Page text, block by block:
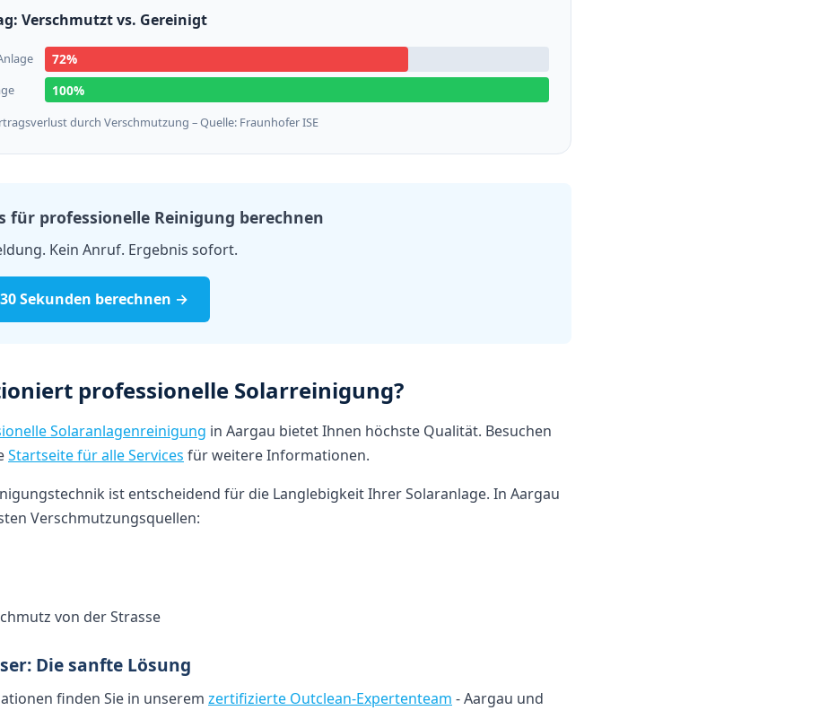
Verschmutzt vs. Gereinigt
72%
100%
durch Verschmutzung – Quelle: Fraunhofer ISE
für professionelle Reinigung berechnen
Kein Anruf. Ergebnis sofort.
Sekunden berechnen →
professionelle Solarreinigung?
Solaranlagenreinigung in Aargau bietet Ihnen höchste Qualität. Besuchen
Startseite für alle Services für weitere Informationen.
ist entscheidend für die Langlebigkeit Ihrer Solaranlage. In Aargau
Verschmutzungsquellen:
von der Strasse
Die sanfte Lösung
finden Sie in unserem zertifizierte Outclean-Expertenteam - Aargau und